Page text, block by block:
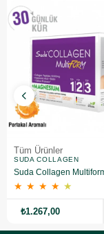
Tüm Ürünler
SUDA COLLAGEN
★ ★ ★ ★ ★
₺1.267,00